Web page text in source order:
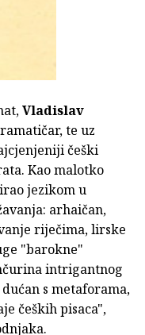
Vladislav
te uz
češki
Kao malotko
jezikom u
arhaičan,
riječima, lirske
"barokne"
intrigantnog
s metaforama,
čeških pisaca",